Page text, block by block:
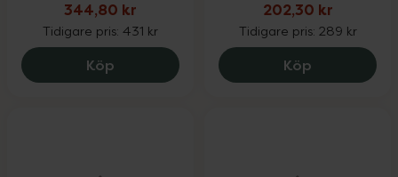
344,80 kr
Tidigare pris: 431 kr
Köp New Nordic Hair Volume, 344.8 kr.
202,30 kr
Tidigare pris: 289 kr
Köp La Roche-